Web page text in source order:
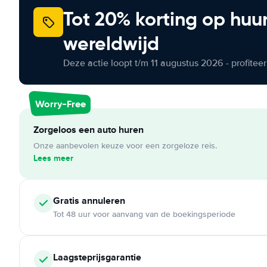
Tot 20% korting op
wereldwijd
Deze actie loopt t/m 11 augustus 2026 -
Worry-Free
Zorgeloos een auto huren
Onze aanbevolen keuze voor een zorgeloze reis.
Lees meer
Gratis annuleren
Tot 48 uur voor aanvang van de boekingsperiode
Laagsteprijsgarantie